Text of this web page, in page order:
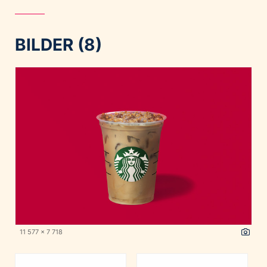
BILDER (8)
11 577 x 7 718